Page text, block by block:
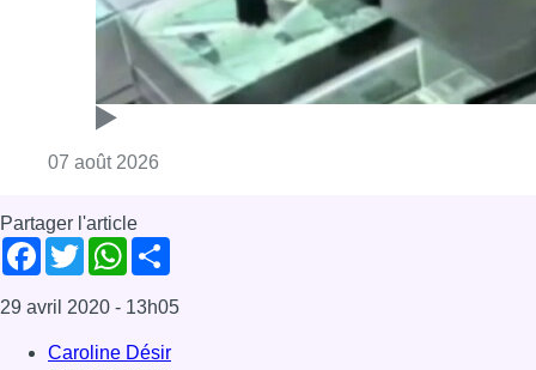
07 août 2026
Partager l'article
Facebook
TwitterWhatsApp
29 avril 2020 - 13h05
Caroline Désir